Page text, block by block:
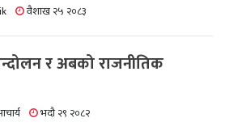
वैशाख २५ २०८३
र अबको राजनीतिक
भदौ २९ २०८२